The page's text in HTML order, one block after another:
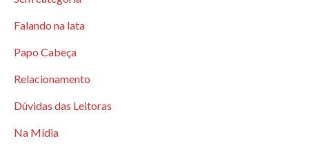
Falando na lata
Papo Cabeça
Relacionamento
Dúvidas das Leitoras
Na Mídia